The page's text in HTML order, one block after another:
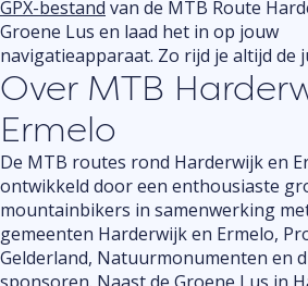
GPX-bestand van de MTB Route
Groene Lus en laad het in op jouw
navigatieapparaat. Zo rijd je altijd de
Over MTB
Ermelo
De MTB routes rond Harderwijk en
ontwikkeld door een enthousiaste
mountainbikers in samenwerking
gemeenten Harderwijk en Ermelo,
Gelderland, Natuurmonumenten en